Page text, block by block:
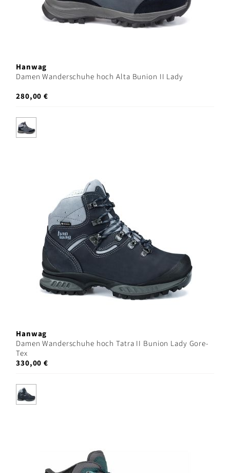
Hanwag
Damen Wanderschuhe hoch Alta Bunion II Lady
280,00 €
Hanwag
Damen Wanderschuhe hoch Tatra II Bunion Lady Gore-
Tex
330,00 €